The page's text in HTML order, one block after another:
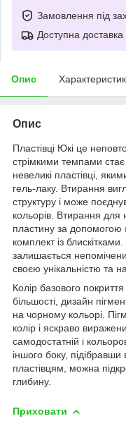
Замовлення під
Доступна доставка
Опис
Опис
Пластівці Юкі це
стрімкими темпами
невеликі пластівці,
гель-лаку. Втирання
структуру і може
кольорів. Втирання для
пластину за допомогою
комплект із блискітками.
залишається
своєю унікальністю та
Колір базового
більшості, дизайн
на чорному кольорі.
колір і яскраво
самодостатній і
іншого боку, підібравши
пластівцям, можна
глибину.
Приховати